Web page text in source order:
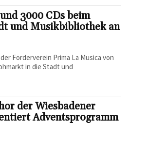
3000 CDs beim
und Musikbibliothek an
Förderverein Prima La Musica von
in die Stadt und
der Wiesbadener
Adventsprogramm